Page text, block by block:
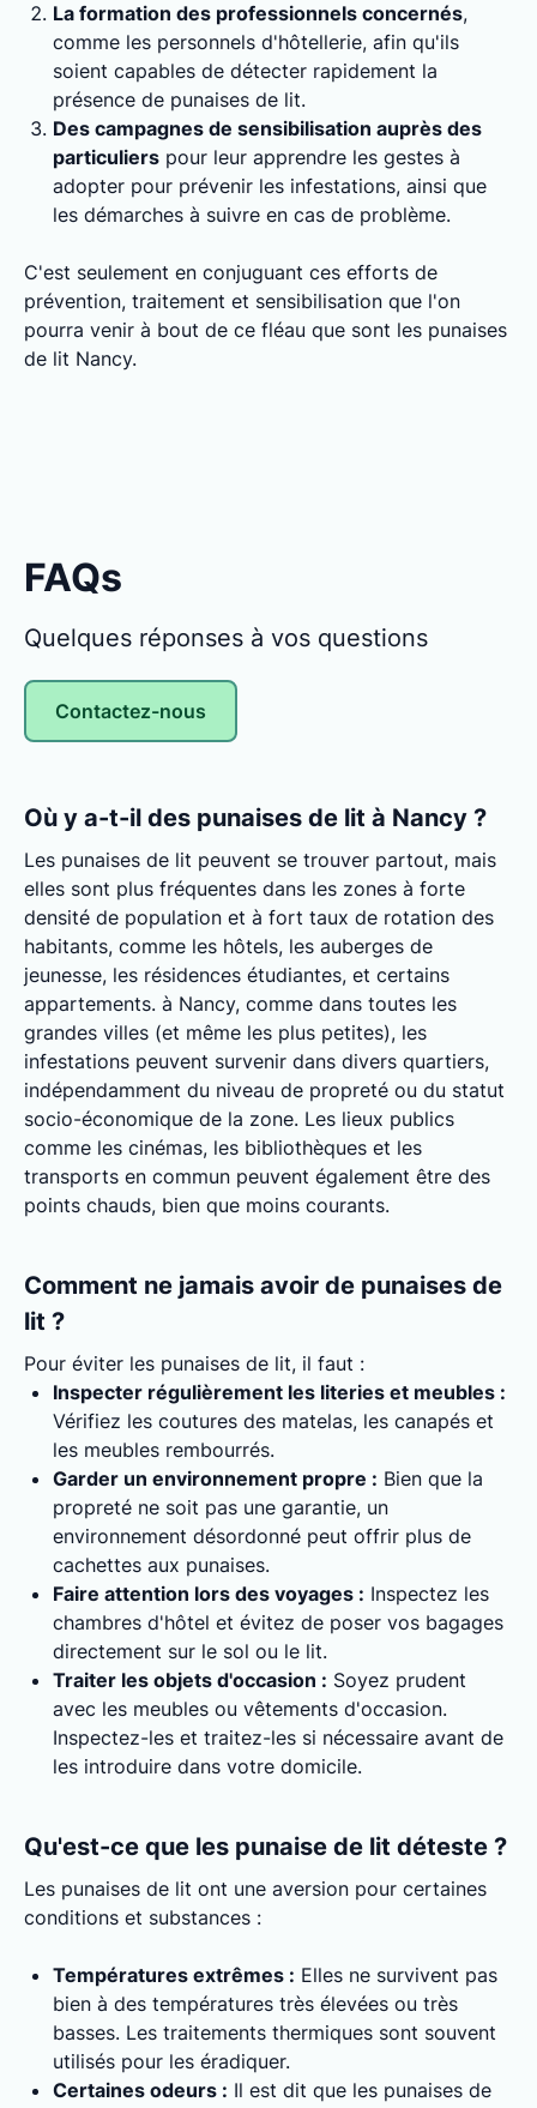
La formation des professionnels concernés,
comme les personnels d'hôtellerie, afin qu'ils
soient capables de détecter rapidement la
présence de punaises de lit.
Des campagnes de sensibilisation auprès des
particuliers pour leur apprendre les gestes à
adopter pour prévenir les infestations, ainsi que
les démarches à suivre en cas de problème.
C'est seulement en conjuguant ces efforts de
prévention, traitement et sensibilisation que l'on
pourra venir à bout de ce fléau que sont les punaises
de lit Nancy.
FAQs
Quelques réponses à vos questions
Contactez-nous
Où y a-t-il des punaises de lit à Nancy ?
Les punaises de lit peuvent se trouver partout, mais
elles sont plus fréquentes dans les zones à forte
densité de population et à fort taux de rotation des
habitants, comme les hôtels, les auberges de
jeunesse, les résidences étudiantes, et certains
appartements. à Nancy, comme dans toutes les
grandes villes (et même les plus petites), les
infestations peuvent survenir dans divers quartiers,
indépendamment du niveau de propreté ou du statut
socio-économique de la zone. Les lieux publics
comme les cinémas, les bibliothèques et les
transports en commun peuvent également être des
points chauds, bien que moins courants.
Comment ne jamais avoir de punaises de
lit ?
Pour éviter les punaises de lit, il faut :
Inspecter régulièrement les literies et meubles :
Vérifiez les coutures des matelas, les canapés et
les meubles rembourrés.
Garder un environnement propre : Bien que la
propreté ne soit pas une garantie, un
environnement désordonné peut offrir plus de
cachettes aux punaises.
Faire attention lors des voyages : Inspectez les
chambres d'hôtel et évitez de poser vos bagages
directement sur le sol ou le lit.
Traiter les objets d'occasion : Soyez prudent
avec les meubles ou vêtements d'occasion.
Inspectez-les et traitez-les si nécessaire avant de
les introduire dans votre domicile.
Qu'est-ce que les punaise de lit déteste ?
Les punaises de lit ont une aversion pour certaines
conditions et substances :
Températures extrêmes : Elles ne survivent pas
bien à des températures très élevées ou très
basses. Les traitements thermiques sont souvent
utilisés pour les éradiquer.
Certaines odeurs : Il est dit que les punaises de